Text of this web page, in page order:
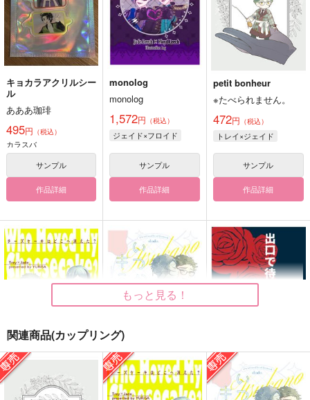
キョカラアクリルシー
ル
あああ珈琲
495円 （税込）
カラスバ
サンプル
作品詳細
monolog
monolog
1,572円 （税込）
ジェイド×フロイド
サンプル
作品詳細
petit bonheur
※たべられません。
472円 （税込）
トレイ×ジェイド
サンプル
作品詳細
チーズケーキはどこへ
消えた？
いつかキミに。
dodo.
出口で待ってると嘘が
言ってた
もっと見る！
関連商品(カップリング)